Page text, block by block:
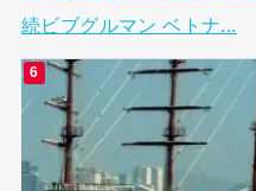
続ビブグルマン ベトナ...